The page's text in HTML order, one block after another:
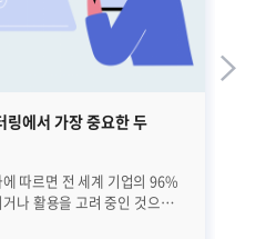
에서 가장 중요한 두
따르면 전 세계 기업의 96%
나 활용을 고려 중인 것으로